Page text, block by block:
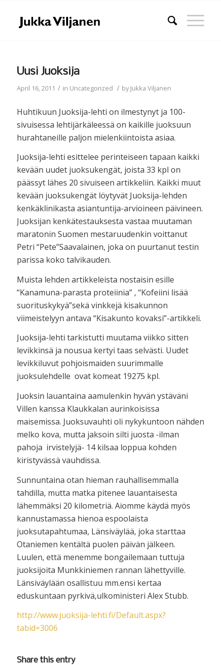
Uusi Juoksija
April 16, 2011 / in Uncategorized / byJukka Viljanen
Huhtikuun Juoksija-lehti on ilmestynyt ja 100-
sivuisessa lehtijärkäleessä on kaikille juoksuun
hurahtaneille paljon mielenkiintoista asiaa.
Juoksija-lehti esittelee perinteiseen tapaan kaikki
kevään uudet juoksukengät, joista 33 kpl on
päässyt lähes 20 sivuiseen artikkeliin. Kaikki muut
kevään juoksukengät löytyvät Juoksija-lehden
kenkäklinikasta asiantuntija-arvioineen päivineen.
Juoksijan kenkätestauksesta vastaa muutaman
maratonin Suomen mestaruudenkin voittanut
Petri “Pete”Saavalainen, joka on puurtanut testin
parissa koko talvikauden.
Muista lehden artikkeleista nostaisin esille
“Kanamuna-parasta proteiinia” , “Kofeiini lisää
suorituskykyä”sekä vinkkejä kisakunnon
viimeistelyyn antava “Kisakunto kovaksi”-artikkeli.
Juoksija-lehti tarkistutti muutama viikko sitten
levikkinsä ja nousua kertyi taas selvästi. Uudet
levikkiluvut pohjoismaiden suurimmalle
juoksulehdelle ovat komeat 19275 kpl.
Juoksin lauantaina aamulenkin hyvän ystäväni
Villen kanssa Klaukkalan aurinkoisissa
maisemissa. Juoksuvauhti oli nykykuntoon nähden
melko kova, mutta jaksoin silti juosta -ilman
pahoja irvistelyjä- 14 kilsaa loppua kohden
kiristyvässä vauhdissa.
Sunnuntaina otan hieman rauhallisemmalla
tahdilla, mutta matka pitenee lauantaisesta
lähemmäksi 20 kilometriä. Aiomme käydä myös
kannustamassa hienoa espoolaista
juoksutapahtumaa, Länsiväylää, joka starttaa
Otaniemen kentältä puolen päivän jälkeen.
Luulen, että menemme bongailemaan tuttuja
juoksijoita Munkkiniemen rannan lähettyville.
Länsiväylään osallistuu mm.ensi kertaa
eduskuntaan pyrkivä,ulkoministeri Alex Stubb.
http://www.juoksija-lehti.fi/Default.aspx?
tabid=3006
Share this entry